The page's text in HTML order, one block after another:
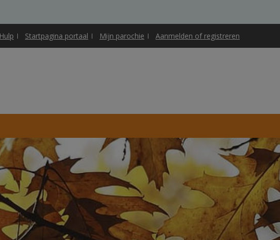
Hulp Startpagina portaal Mijn parochie Aanmelden of registreren